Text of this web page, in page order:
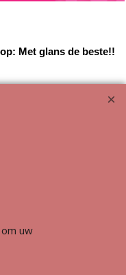
Met glans de beste!!
uw